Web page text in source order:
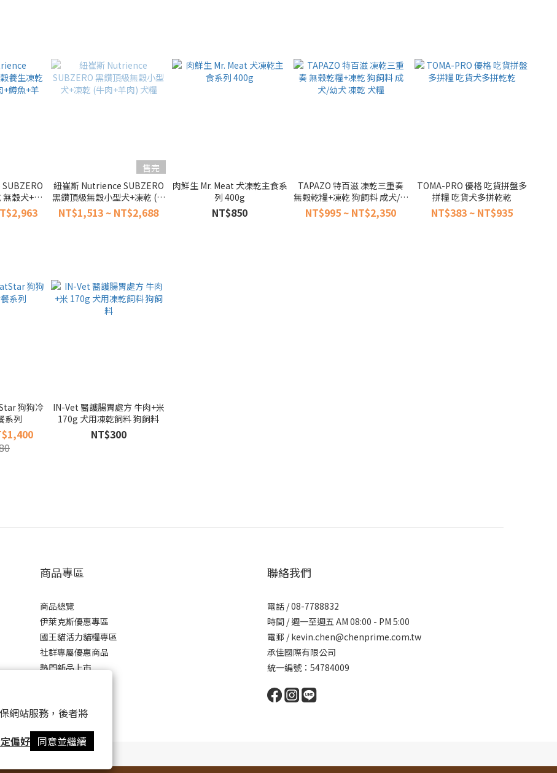
網站服務，後者將
偏好 同意並繼續
無穀犬+凍
羊肉)
售完
紐崔斯 Nutrience SUBZERO
黑鑽頂級無穀小型犬+凍乾 (牛
肉+羊肉) 犬糧
NT$1,513 ~ NT$2,688
肉鮮生 Mr. Meat 犬凍乾主食系
列 400g
NT$850
TAPAZO 特百滋 凍乾三重奏
無榖乾糧+凍乾 狗飼料 成犬/幼
犬 凍乾 犬糧
NT$995 ~ NT$2,350
TOMA-PRO 優格 吃貨拼盤多
拼糧 吃貨犬多拼乾乾
NT$383 ~ NT$935
狗狗冷
系列
IN-Vet 醫護腸胃處方 牛肉+米
170g 犬用凍乾飼料 狗飼料
NT$300
商品專區
商品總覽
伊萊克斯優惠專區
國王貓活力貓糧專區
社群專屬優惠商品
熱門新品上市
聯絡我們
電話 / 08-7788832
時間 / 週一至週五 AM 08:00 - PM 5:00
電郵 / kevin.chen@chenprime.com.tw
承佳國際有限公司
統一編號：54784009